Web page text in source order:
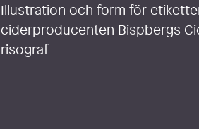
Illustration och form för
ciderproducenten Bispbergs
risograf